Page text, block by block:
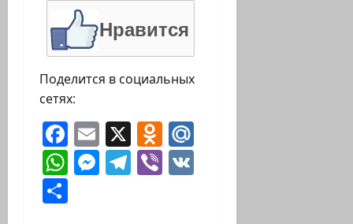
Нравится
Поделится в социальных
сетях:
Facebook
Email
X Odnoklassniki
WhatsApp
Messenger
Telegram
Viber